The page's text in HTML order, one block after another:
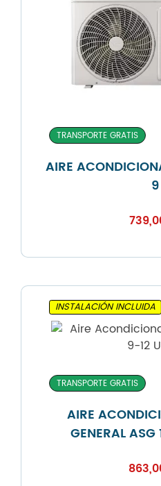
TRANSPORTE GRATIS
AIRE
9
INSTALACIÓN INCLUIDA
TRANSPORTE GRATIS
AIRE
GENERAL